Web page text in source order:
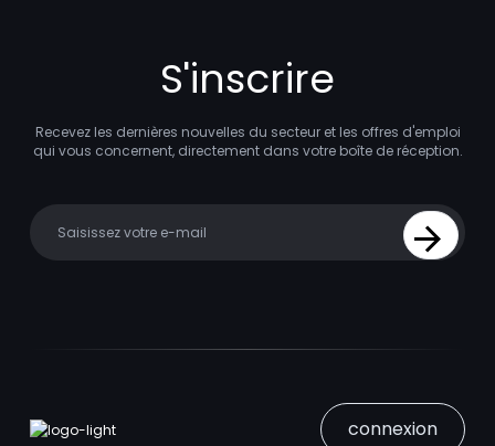
S'inscrire
Recevez les dernières nouvelles du secteur et les offres d'emploi
qui vous concernent, directement dans votre boîte de réception.
Sign Up
connexion